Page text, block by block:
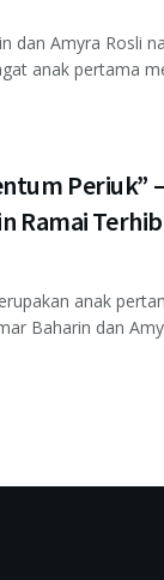
dan Amyra Rosli
anak pertama
Periuk”
Ramai
anak
Baharin dan